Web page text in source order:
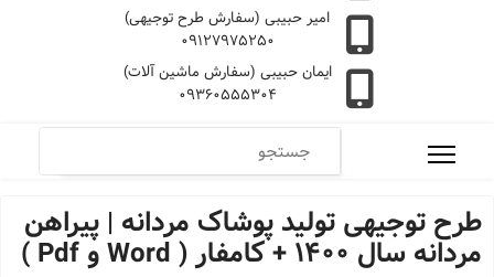
امیر حبیبی (سفارش طرح توجیهی)
09127975250
ایمان حبیبی (سفارش ماشین آلات)
09360555304
طرح توجیهی تولید پوشاک مردانه | پیراهن
مردانه سال 1400 + کامفار ( Word و Pdf )